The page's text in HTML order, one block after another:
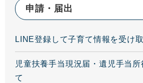
申請・届出
LINE登録して子育て情報を受け取
児童扶養手当現況届・遺児手当
て